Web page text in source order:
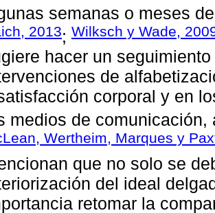
semanas o meses
2013; Wilksch y Wade,
hacer un
de
corporal y en
medios de comunicación,
Wertheim, Marques y
que no solo se
del ideal
retomar la